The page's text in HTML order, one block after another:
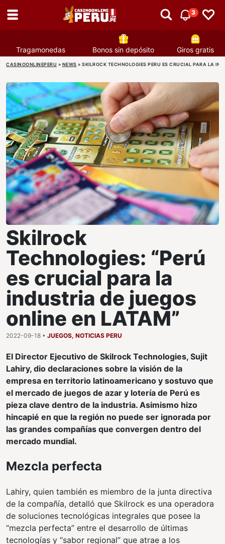
3
Tragamonedas Bonos sin depósito Giros gratis
CASINOONLINEPERU » NEWS » SKILROCK TECHNOLOGIES PERU ES CRUCIAL PARA LA
Skilrock
Technologies: “Perú
es crucial para la
industria de juegos
online en LATAM”
2022-09-18 • JUEGOS, NOTICIAS PERU
El Director Ejecutivo de Skilrock Technologies, Sujit
Lahiry, dio declaraciones sobre la visión de la
empresa en territorio latinoamericano y sostuvo que
el mercado de juegos de azar y lotería de Perú es
pieza clave dentro de la industria. Asimismo hizo
hincapié en que la región no puede ser ignorada por
las grandes compañías que convergen dentro del
mercado mundial.
Mezcla perfecta
Lahiry, quien también es miembro de la junta directiva
de la compañía, detalló que Skilrock es una operadora
de soluciones tecnológicas integrales que posee la
“mezcla perfecta” entre el desarrollo de últimas
tecnologías y “sabor regional” que atrae a los